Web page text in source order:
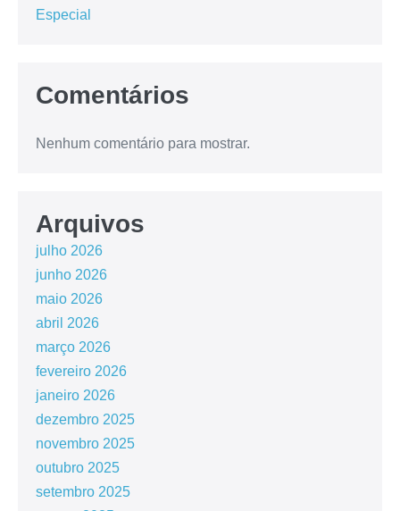
Especial
Comentários
Nenhum comentário para mostrar.
Arquivos
julho 2026
junho 2026
maio 2026
abril 2026
março 2026
fevereiro 2026
janeiro 2026
dezembro 2025
novembro 2025
outubro 2025
setembro 2025